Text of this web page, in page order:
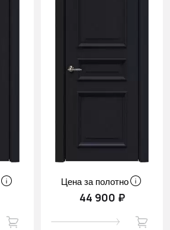
Цена за полотно
44 900 ₽